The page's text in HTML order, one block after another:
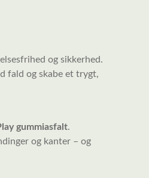
og sikkerhed.
fald og skabe et trygt,
gummiasfalt.
og kanter – og